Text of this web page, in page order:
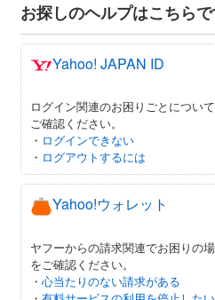
お探しのヘルプはこちら
Yahoo! JAPAN ID
ログイン関連のお困りごとについ
ご確認ください。
・ ログインできない
・ ログアウトするには
Yahoo!ウォレット
ヤフーからの請求関連でお困りの
をご確認ください。
・ 心当たりのない請求がある